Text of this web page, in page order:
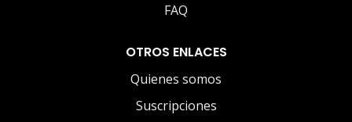
FAQ
OTROS ENLACES
Quienes somos
Suscripciones